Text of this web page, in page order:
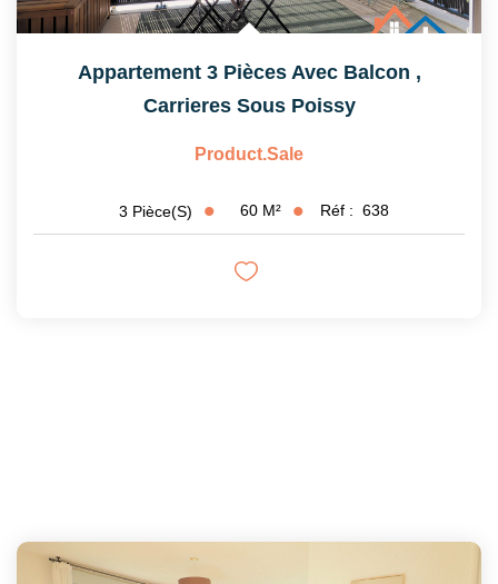
Appartement 3 Pièces Avec Balcon ,
Carrieres Sous Poissy
Product.sale
3 Pièce(s) 60 M² Réf : 638